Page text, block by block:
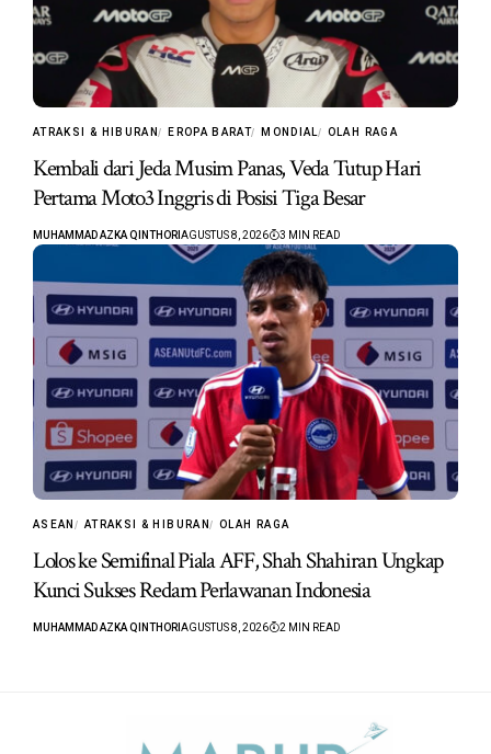
ATRAKSI & HIBURAN EROPA BARAT MONDIAL OLAH RAGA
Kembali dari Jeda Musim Panas, Veda Tutup Hari
Pertama Moto3 Inggris di Posisi Tiga Besar
MUHAMMAD AZKA QINTHORI AGUSTUS 8, 2026 3 MIN READ
ASEAN ATRAKSI & HIBURAN OLAH RAGA
Lolos ke Semifinal Piala AFF, Shah Shahiran Ungkap
Kunci Sukses Redam Perlawanan Indonesia
MUHAMMAD AZKA QINTHORI AGUSTUS 8, 2026 2 MIN READ